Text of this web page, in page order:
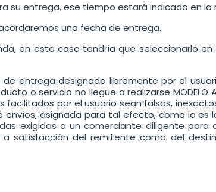
su entrega, ese tiempo estará indicado en la
una fecha de entrega.
en este caso tendría que seleccionarlo
entrega designado libremente por el
servicio no llegue a realizarse MODELO
facilitados por el usuario sean falsos,
asignada para tal efecto, como lo es
exigidas a un comerciante diligente
satisfacción del remitente como del